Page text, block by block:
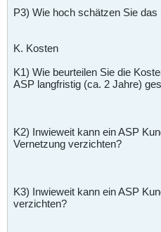
P3) Wie hoch schätzen Sie
K. Kosten
K1) Wie beurteilen Sie die
ASP langfristig (ca. 2 Jahre)
K2) Inwieweit kann ein ASP
Vernetzung verzichten?
K3) Inwieweit kann ein ASP
verzichten?